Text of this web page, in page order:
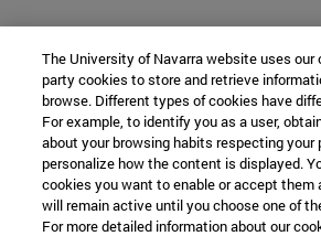
The University of Navarra website uses our
party cookies to store and retrieve
browse. Different types of cookies have
For example, to identify you as a user,
about your browsing habits respecting your
personalize how the content is displayed.
cookies you want to enable or accept them
will remain active until you choose one of
For more detailed information about our